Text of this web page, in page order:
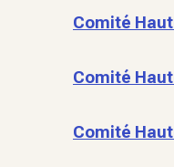
Comité
Comité
Comité